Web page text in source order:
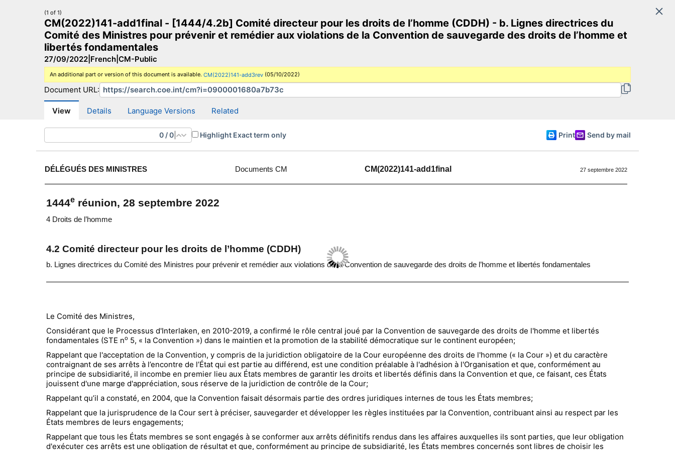
Search
Committee of Ministers
CM Search CM website More search sites English
(1 of 1)
CM(2022)141-add1final - [1444/4.2b] Comité directeur pour les droits de l’homme (CDDH) - b. Lignes directrices du
Comité des Ministres pour prévenir et remédier aux violations de la Convention de sauvegarde des droits de l’homme et
libertés fondamentales
27/09/2022 French CM-Public
An additional part or version of this document is available. CM(2022)141-add3rev (05/10/2022)
Document URL:
View Details Language Versions Related
0 /0 Highlight Exact term only Print Send by mail
DÉLÉGUÉS DES MINISTRES Documents CM CM(2022)141-add1final 27 septembre 2022
1444e réunion, 28 septembre 2022
4 Droits de l’homme
4.2 Comité directeur pour les droits de l’homme (CDDH)
b. Lignes directrices du Comité des Ministres pour prévenir et remédier aux violations de la Convention de sauvegarde des droits de l’homme et libertés fondamentales
Le Comité des Ministres,
Considérant que le Processus d'Interlaken, en 2010-2019, a confirmé le rôle central joué par la Convention de sauvegarde des droits de l'homme et libertés
fondamentales (STE no 5, « la Convention ») dans le maintien et la promotion de la stabilité démocratique sur le continent européen;
Rappelant que l'acceptation de la Convention, y compris de la juridiction obligatoire de la Cour européenne des droits de l'homme (« la Cour ») et du caractère
contraignant de ses arrêts à l’encontre de l’État qui est partie au différend, est une condition préalable à l'adhésion à l'Organisation et que, conformément au
principe de subsidiarité, il incombe en premier lieu aux États membres de garantir les droits et libertés définis dans la Convention et que, ce faisant, ces États
jouissent d'une marge d'appréciation, sous réserve de la juridiction de contrôle de la Cour;
Rappelant qu’il a constaté, en 2004, que la Convention faisait désormais partie des ordres juridiques internes de tous les États membres;
Rappelant que la jurisprudence de la Cour sert à préciser, sauvegarder et développer les règles instituées par la Convention, contribuant ainsi au respect par les
États membres de leurs engagements;
Rappelant que tous les États membres se sont engagés à se conformer aux arrêts définitifs rendus dans les affaires auxquelles ils sont parties, que leur obligation
d'exécuter ces arrêts est une obligation de résultat et que, conformément au principe de subsidiarité, les États membres concernés sont libres de choisir les